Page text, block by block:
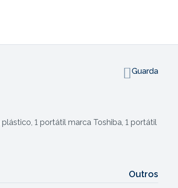
Guarda
1 portátil marca Toshiba, 1 portátil
Outros